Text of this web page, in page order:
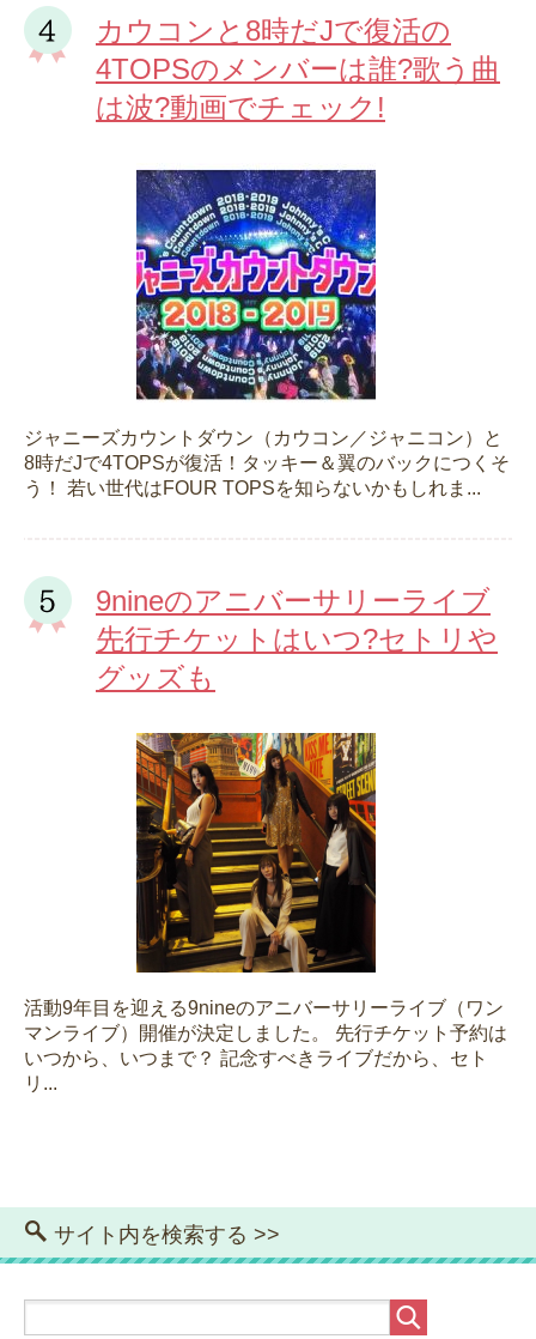
カウコンと8時だJで復活の
4TOPSのメンバーは誰?歌う曲
は波?動画でチェック!
ジャニーズカウントダウン（カウコン／ジャニコン）と
8時だJで4TOPSが復活！タッキー＆翼のバックにつくそ
う！ 若い世代はFOUR TOPSを知らないかもしれま...
9nineのアニバーサリーライブ
先行チケットはいつ?セトリや
グッズも
活動9年目を迎える9nineのアニバーサリーライブ（ワン
マンライブ）開催が決定しました。 先行チケット予約は
いつから、いつまで？ 記念すべきライブだから、セト
リ...
サイト内を検索する >>